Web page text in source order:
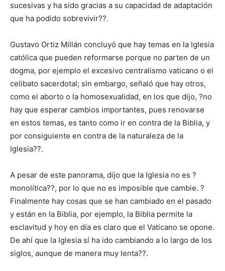
sucesivas y ha sido gracias a su capacidad de adaptación
que ha podido sobrevivir??.
Gustavo Ortiz Millán concluyó que hay temas en la Iglesia
católica que pueden reformarse porque no parten de un
dogma, por ejemplo el excesivo centralismo vaticano o el
celibato sacerdotal; sin embargo, señaló que hay otros,
como el aborto o la homosexualidad, en los que dijo, ?no
hay que esperar cambios importantes, pues renovarse
en estos temas, es tanto como ir en contra de la Biblia, y
por consiguiente en contra de la naturaleza de la
Iglesia??.
A pesar de este panorama, dijo que la Iglesia no es ?
monolítica??, por lo que no es imposible que cambie. ?
Finalmente hay cosas que se han cambiado en el pasado
y están en la Biblia, por ejemplo, la Biblia permite la
esclavitud y hoy en día es claro que el Vaticano se opone.
De ahí que la Iglesia sí ha ido cambiando a lo largo de los
siglos, aunque de manera muy lenta??.